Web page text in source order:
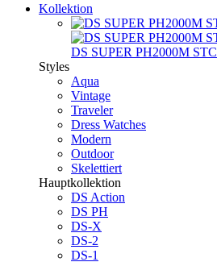
Kollektion
DS SUPER PH2000M STC
Styles
Aqua
Vintage
Traveler
Dress Watches
Modern
Outdoor
Skelettiert
Hauptkollektion
DS Action
DS PH
DS-X
DS-2
DS-1